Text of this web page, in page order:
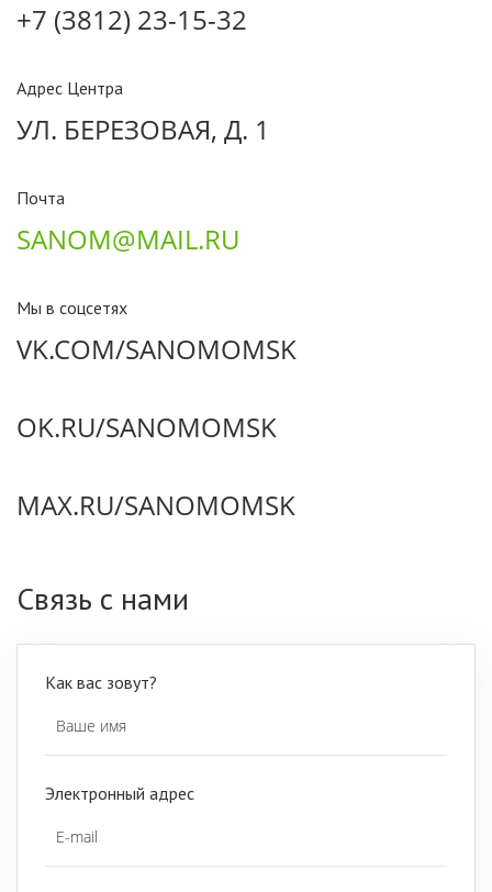
+7 (3812) 23-15-32
Адрес Центра
УЛ. БЕРЕЗОВАЯ, Д. 1
Почта
SANOM@MAIL.RU
Мы в соцсетях
VK.COM/SANOMOMSK
OK.RU/SANOMOMSK
MAX.RU/SANOMOMSK
Связь с нами
Как вас зовут?
Электронный адрес